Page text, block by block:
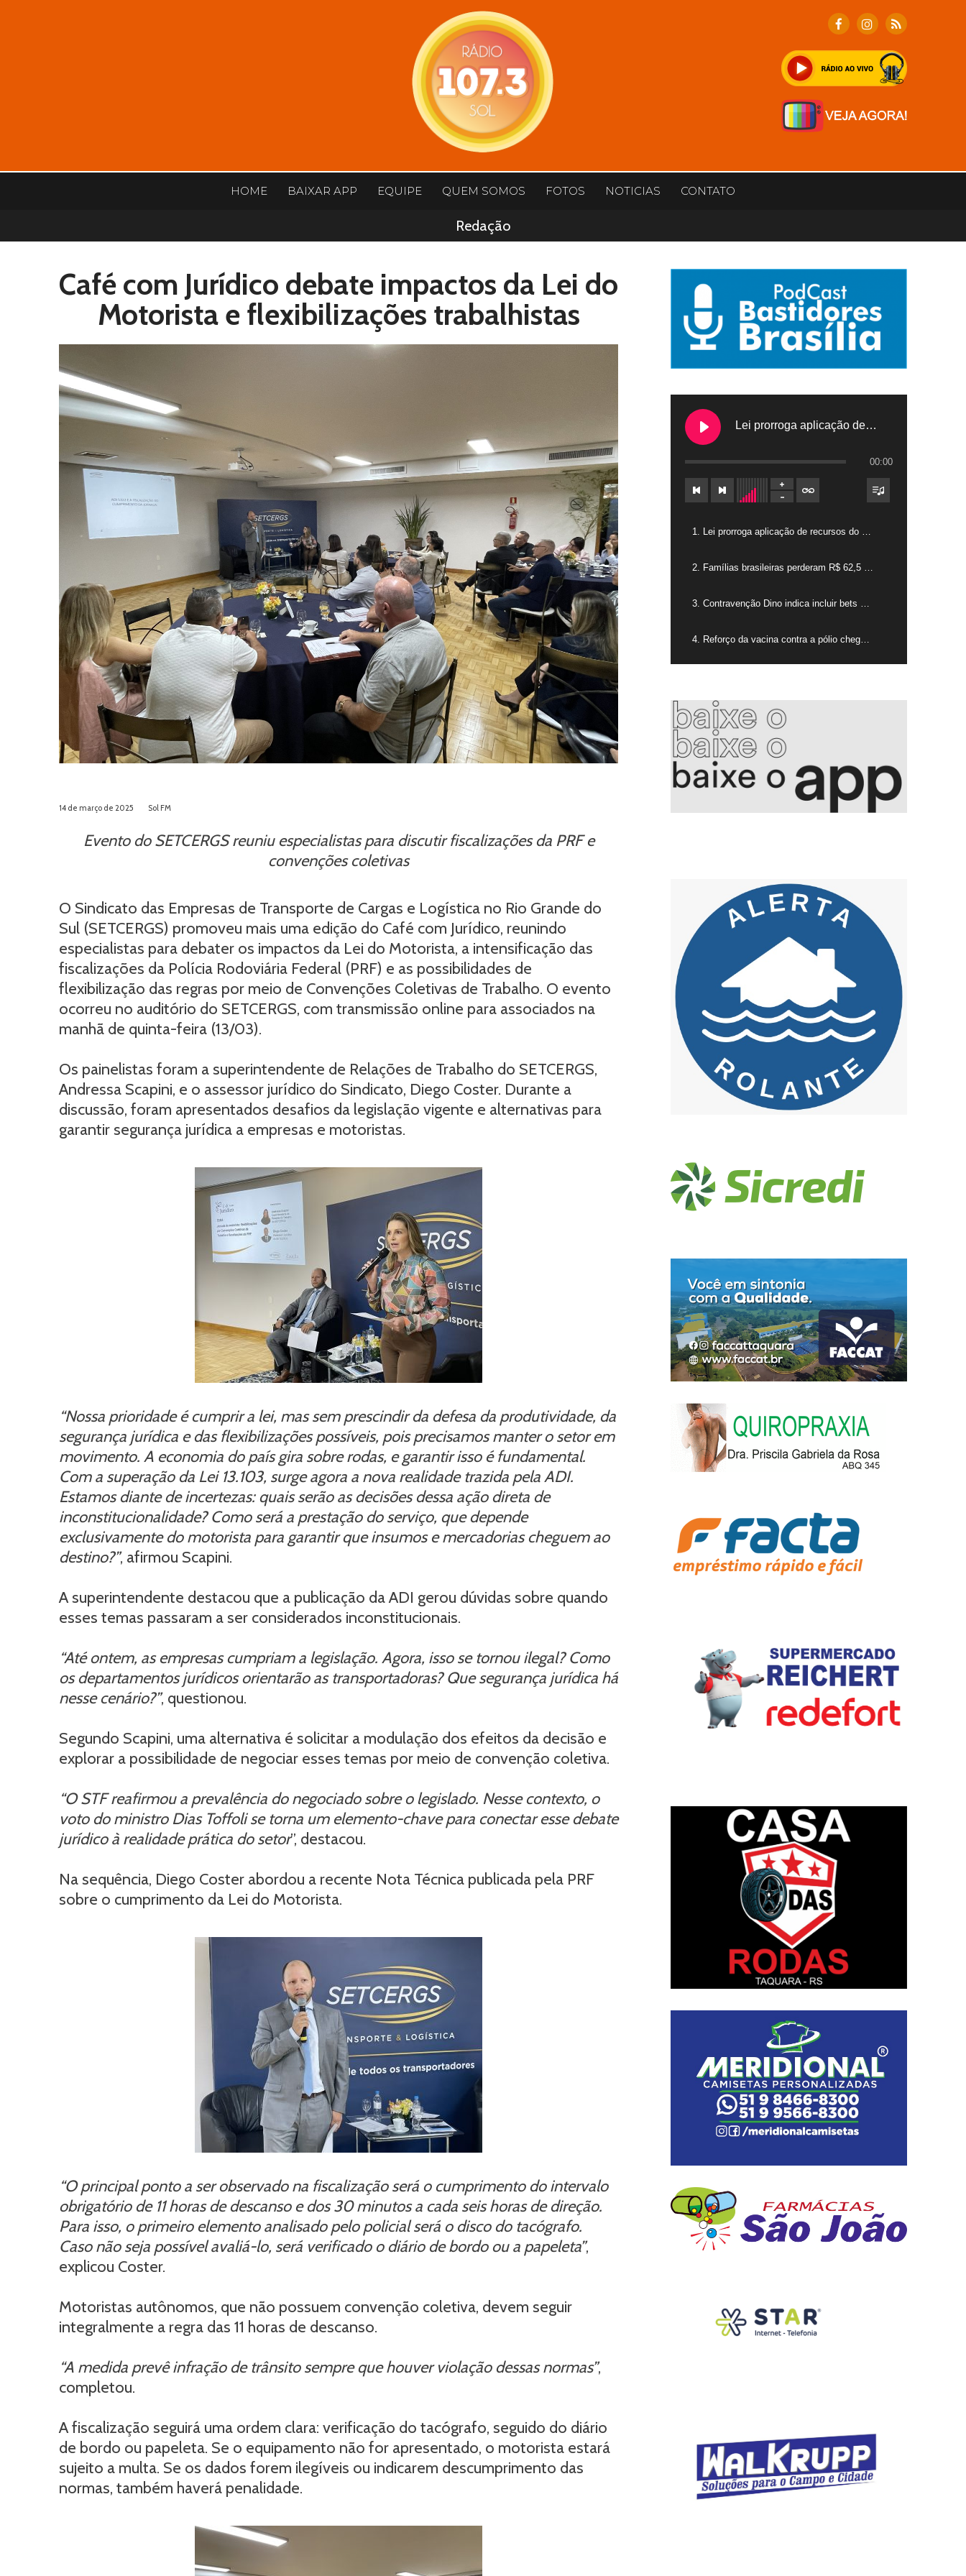
HOME BAIXAR APP EQUIPE QUEM SOMOS FOTOS NOTICIAS CONTATO
Redação
Café com Jurídico debate impactos da Lei do
Motorista e flexibilizações trabalhistas
14 de março de 2025 Sol FM
Evento do SETCERGS reuniu especialistas para discutir fiscalizações da PRF e
convenções coletivas
O Sindicato das Empresas de Transporte de Cargas e Logística no Rio Grande do
Sul (SETCERGS) promoveu mais uma edição do Café com Jurídico, reunindo
especialistas para debater os impactos da Lei do Motorista, a intensificação das
fiscalizações da Polícia Rodoviária Federal (PRF) e as possibilidades de
flexibilização das regras por meio de Convenções Coletivas de Trabalho. O evento
ocorreu no auditório do SETCERGS, com transmissão online para associados na
manhã de quinta-feira (13/03).
Os painelistas foram a superintendente de Relações de Trabalho do SETCERGS,
Andressa Scapini, e o assessor jurídico do Sindicato, Diego Coster. Durante a
discussão, foram apresentados desafios da legislação vigente e alternativas para
garantir segurança jurídica a empresas e motoristas.
“Nossa prioridade é cumprir a lei, mas sem prescindir da defesa da produtividade, da
segurança jurídica e das flexibilizações possíveis, pois precisamos manter o setor em
movimento. A economia do país gira sobre rodas, e garantir isso é fundamental.
Com a superação da Lei 13.103, surge agora a nova realidade trazida pela ADI.
Estamos diante de incertezas: quais serão as decisões dessa ação direta de
inconstitucionalidade? Como será a prestação do serviço, que depende
exclusivamente do motorista para garantir que insumos e mercadorias cheguem ao
destino?”, afirmou Scapini.
A superintendente destacou que a publicação da ADI gerou dúvidas sobre quando
esses temas passaram a ser considerados inconstitucionais.
“Até ontem, as empresas cumpriam a legislação. Agora, isso se tornou ilegal? Como
os departamentos jurídicos orientarão as transportadoras? Que segurança jurídica há
nesse cenário?”, questionou.
Segundo Scapini, uma alternativa é solicitar a modulação dos efeitos da decisão e
explorar a possibilidade de negociar esses temas por meio de convenção coletiva.
“O STF reafirmou a prevalência do negociado sobre o legislado. Nesse contexto, o
voto do ministro Dias Toffoli se torna um elemento-chave para conectar esse debate
jurídico à realidade prática do setor”, destacou.
Na sequência, Diego Coster abordou a recente Nota Técnica publicada pela PRF
sobre o cumprimento da Lei do Motorista.
“O principal ponto a ser observado na fiscalização será o cumprimento do intervalo
obrigatório de 11 horas de descanso e dos 30 minutos a cada seis horas de direção.
Para isso, o primeiro elemento analisado pelo policial será o disco do tacógrafo.
Caso não seja possível avaliá-lo, será verificado o diário de bordo ou a papeleta”,
explicou Coster.
Motoristas autônomos, que não possuem convenção coletiva, devem seguir
integralmente a regra das 11 horas de descanso.
“A medida prevê infração de trânsito sempre que houver violação dessas normas”,
completou.
A fiscalização seguirá uma ordem clara: verificação do tacógrafo, seguido do diário
de bordo ou papeleta. Se o equipamento não for apresentado, o motorista estará
sujeito a multa. Se os dados forem ilegíveis ou indicarem descumprimento das
normas, também haverá penalidade.
Lei prorroga aplicação de recursos do FGTS em hospitais filantrópicos
00:00